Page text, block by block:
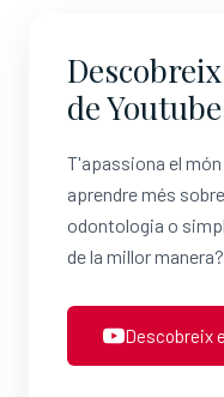
de Youtube
T'apassiona el
aprendre més
odontologia o
de la millor
Descobreix